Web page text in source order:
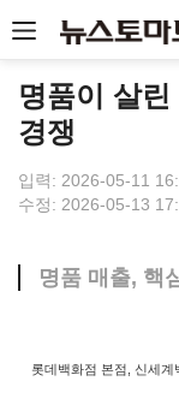
명품이 살
경쟁
입력: 2026-05-11
수정: 2026-05-13
명품 매출, 핵
롯데백화점 본점, 신세